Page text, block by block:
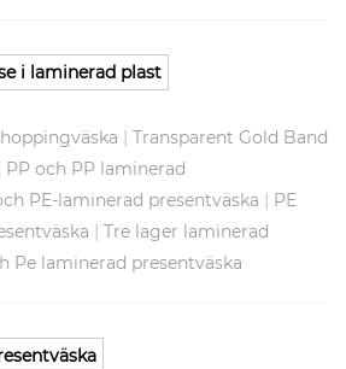
i laminerad plast
| Transparent Gold Band
PP och PP laminerad
PE-laminerad presentväska | PE
| Tre lager laminerad
Pe laminerad presentväska